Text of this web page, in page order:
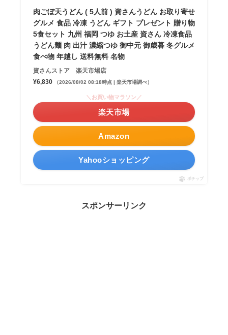
肉ごぼ天うどん ( 5人前 ) 資さんうどん お取り寄せ
グルメ 食品 冷凍 うどん ギフト プレゼント 贈り物
5食セット 九州 福岡 つゆ お土産 資さん 冷凍食品
うどん麺 肉 出汁 濃縮つゆ 御中元 御歳暮 冬グルメ
食べ物 年越し 送料無料 名物
資さんストア 楽天市場店
¥6,830
（2026/08/02 08:18時点 | 楽天市場調べ）
Amazon
＼お買い物マラソン／
楽天市場
Yahooショッピング
ポチップ
スポンサーリンク